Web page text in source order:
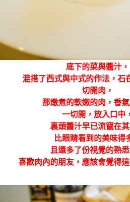
底下的菜與醬汁，
混搭了西式與中式的作法，石
切開肉，
那燉煮的軟嫩的肉，香氣
一切開，放入口中，
裏頭醬汁早已流竄在其
比眼睛看到的美味得
且還多了份視覺的熟悉
喜歡肉內的朋友，應該會覺得